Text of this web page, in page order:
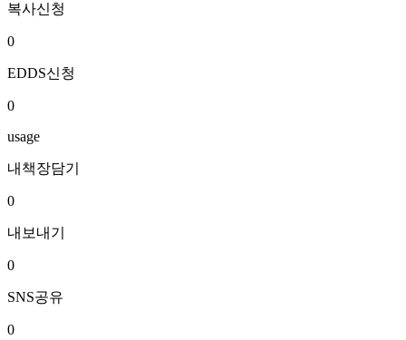
복사신청
0
EDDS신청
0
usage
내책장담기
0
내보내기
0
SNS공유
0